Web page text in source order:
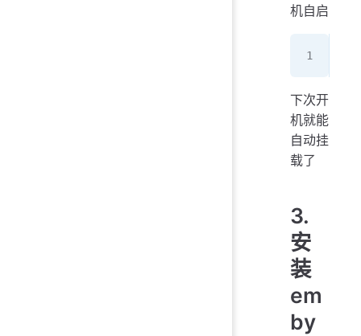
机自启
下次开
机就能
自动挂
载了
3.
安
装
em
by